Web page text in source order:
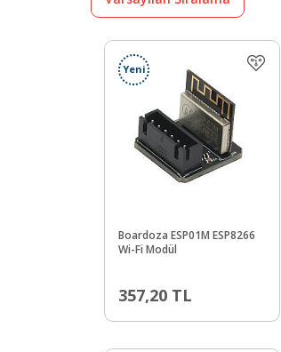
Yeni
Boardoza ESP01M ESP8266
Wi-Fi Modül
357,20 TL